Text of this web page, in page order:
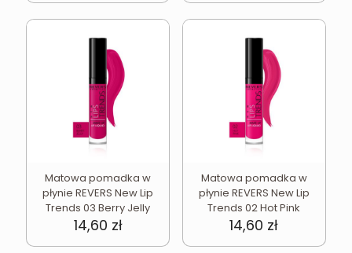
Matowa pomadka w
płynie REVERS New Lip
Trends 03 Berry Jelly
14,60 zł
Matowa pomadka w
płynie REVERS New Lip
Trends 02 Hot Pink
14,60 zł